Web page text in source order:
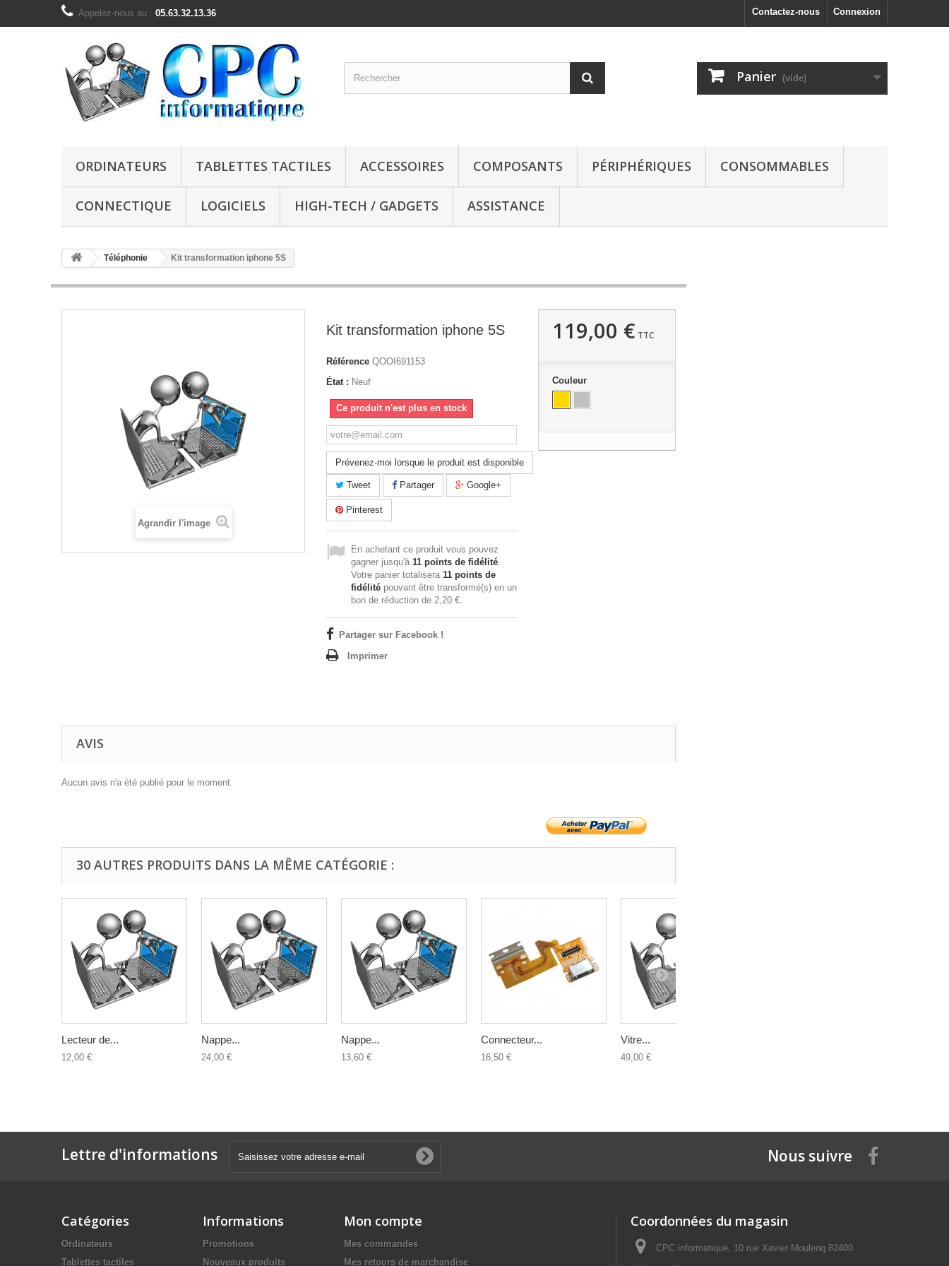
Connexion
Contactez-nous
Appelez-nous au : 05.63.32.13.36
Panier (vide)
ORDINATEURS TABLETTES TACTILES ACCESSOIRES COMPOSANTS PÉRIPHÉRIQUES CONSOMMABLES
CONNECTIQUE LOGICIELS HIGH-TECH / GADGETS ASSISTANCE
Téléphonie Kit transformation iphone 5S
Agrandir l'image
Kit transformation iphone 5S
Référence QOOI691153
État : Neuf
Ce produit n'est plus en stock
Prévenez-moi lorsque le produit est disponible
Tweet Partager Google+
Pinterest
En achetant ce produit vous pouvez
gagner jusqu'à 11 points de fidélité.
Votre panier totalisera 11 points de
fidélité pouvant être transformé(s) en un
bon de réduction de 2,20 €.
Partager sur Facebook !
Imprimer
119,00 € TTC
Couleur
AVIS
Aucun avis n'a été publié pour le moment.
30 AUTRES PRODUITS DANS LA MÊME CATÉGORIE :
Lecteur de...
12,00 €
Nappe...
24,00 €
Nappe...
13,60 €
Connecteur...
16,50 €
Vitre...
49,00 €
Lettre d'informations Nous suivre
Catégories
Ordinateurs
Tablettes tactiles
Informations
Promotions
Nouveaux produits
Mon compte
Mes commandes
Mes retours de marchandise
Coordonnées du magasin
CPC informatique, 10 rue Xavier Moulenq 82400